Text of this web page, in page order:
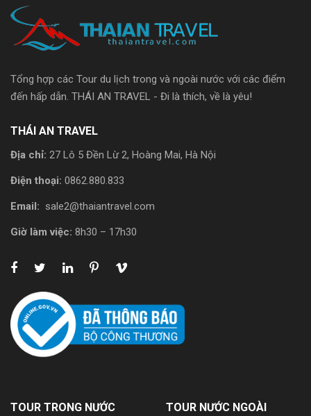
Tổng hợp các Tour du lịch trong và ngoài nước với các điểm
đến hấp dẫn. THÁI AN TRAVEL - Đi là thích, về là yêu!
THÁI AN TRAVEL
Địa chỉ: 27 Lô 5 Đền Lừ 2, Hoàng Mai, Hà Nội
Điện thoại: 0862.880.833
Email: sale2@thaiantravel.com
Giờ làm việc: 8h30 – 17h30
TOUR TRONG NƯỚC TOUR NƯỚC NGOÀI